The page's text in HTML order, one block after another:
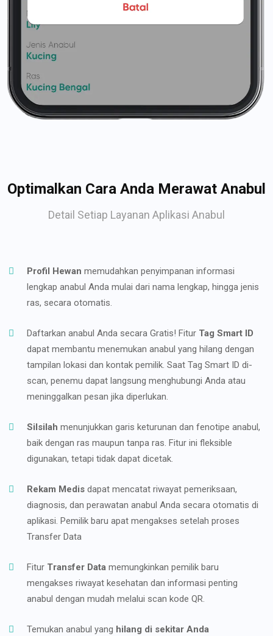
Optimalkan Cara Anda Merawat Anabul
Detail Setiap Layanan Aplikasi Anabul
Profil Hewan memudahkan penyimpanan informasi
lengkap anabul Anda mulai dari nama lengkap, hingga jenis
ras, secara otomatis.
Daftarkan anabul Anda secara Gratis! Fitur Tag Smart ID
dapat membantu menemukan anabul yang hilang dengan
tampilan lokasi dan kontak pemilik. Saat Tag Smart ID di-
scan, penemu dapat langsung menghubungi Anda atau
meninggalkan pesan jika diperlukan.
Silsilah menunjukkan garis keturunan dan fenotipe anabul,
baik dengan ras maupun tanpa ras. Fitur ini fleksible
digunakan, tetapi tidak dapat dicetak.
Rekam Medis dapat mencatat riwayat pemeriksaan,
diagnosis, dan perawatan anabul Anda secara otomatis di
aplikasi. Pemilik baru apat mengakses setelah proses
Transfer Data
Fitur Transfer Data memungkinkan pemilik baru
mengakses riwayat kesehatan dan informasi penting
anabul dengan mudah melalui scan kode QR.
Temukan anabul yang hilang di sekitar Anda